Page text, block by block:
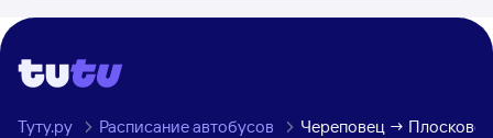
Туту.ру Расписание автобусов Череповец → Плосково,